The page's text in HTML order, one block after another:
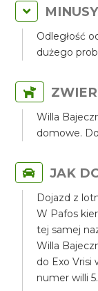
MINUSY
Odległość
dużego
Willa
domowe.
JAK
Dojazd z
W Pafos
tej samej
Willa
do Exo Vrisi
numer willi 5.